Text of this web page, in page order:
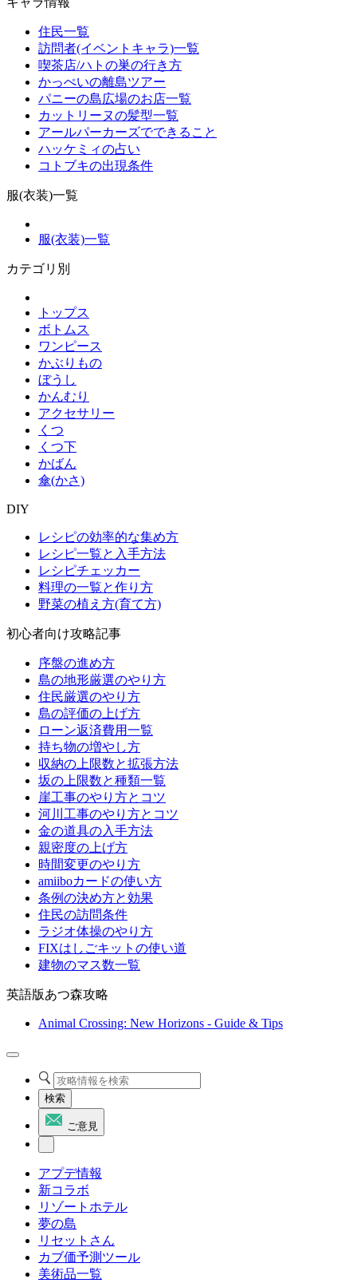
住民一覧
訪問者(イベントキャラ)一覧
喫茶店/ハトの巣の行き方
かっぺいの離島ツアー
パニーの島広場のお店一覧
カットリーヌの髪型一覧
アールパーカーズでできること
ハッケミィの占い
コトブキの出現条件
服(衣装)一覧
服(衣装)一覧
カテゴリ別
トップス
ボトムス
ワンピース
かぶりもの
ぼうし
かんむり
アクセサリー
くつ
くつ下
かばん
傘(かさ)
DIY
レシピの効率的な集め方
レシピ一覧と入手方法
レシピチェッカー
料理の一覧と作り方
野菜の植え方(育て方)
初心者向け攻略記事
序盤の進め方
島の地形厳選のやり方
住民厳選のやり方
島の評価の上げ方
ローン返済費用一覧
持ち物の増やし方
収納の上限数と拡張方法
坂の上限数と種類一覧
崖工事のやり方とコツ
河川工事のやり方とコツ
金の道具の入手方法
親密度の上げ方
時間変更のやり方
amiiboカードの使い方
条例の決め方と効果
住民の訪問条件
ラジオ体操のやり方
FIXはしごキットの使い道
建物のマス数一覧
英語版あつ森攻略
Animal Crossing: New Horizons - Guide & Tips
検索
ご意見
アプデ情報
新コラボ
リゾートホテル
夢の島
リセットさん
カブ価予測ツール
美術品一覧